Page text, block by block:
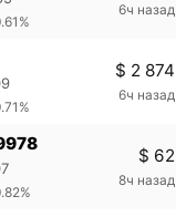
6ч назад
$ 2 874
6ч назад
$ 62
8ч назад